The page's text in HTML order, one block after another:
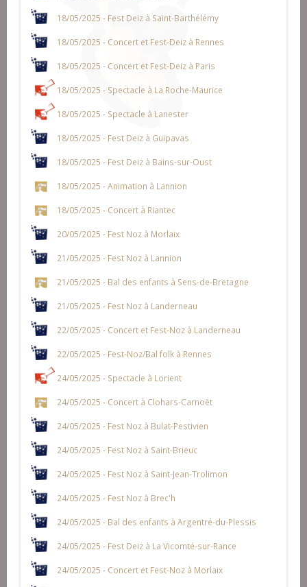
18/05/2025 - Fest Deiz à Saint-Barthélémy
18/05/2025 - Concert et Fest-Deiz à Rennes
18/05/2025 - Concert et Fest-Deiz à Paris
18/05/2025 - Spectacle à La Roche-Maurice
18/05/2025 - Spectacle à Lanester
18/05/2025 - Fest Deiz à Guipavas
18/05/2025 - Fest Deiz à Bains-sur-Oust
18/05/2025 - Animation à Lannion
18/05/2025 - Concert à Riantec
20/05/2025 - Fest Noz à Morlaix
21/05/2025 - Fest Noz à Lannion
21/05/2025 - Bal des enfants à Sens-de-Bretagne
21/05/2025 - Fest Noz à Landerneau
22/05/2025 - Concert et Fest-Noz à Landerneau
22/05/2025 - Fest-Noz/Bal folk à Rennes
24/05/2025 - Spectacle à Lorient
24/05/2025 - Concert à Clohars-Carnoët
24/05/2025 - Fest Noz à Bulat-Pestivien
24/05/2025 - Fest Noz à Saint-Brieuc
24/05/2025 - Fest Noz à Saint-Jean-Trolimon
24/05/2025 - Fest Noz à Brec'h
24/05/2025 - Bal des enfants à Argentré-du-Plessis
24/05/2025 - Fest Deiz à La Vicomté-sur-Rance
24/05/2025 - Concert et Fest-Noz à Morlaix